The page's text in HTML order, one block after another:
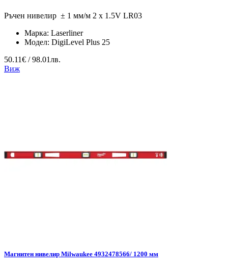
Ръчен нивелир ± 1 мм/м 2 x 1.5V LR03
Марка: Laserliner
Модел: DigiLevel Plus 25
50.11€ / 98.01лв.
Виж
Магнитен нивелир Milwaukee 4932478566/ 1200 мм